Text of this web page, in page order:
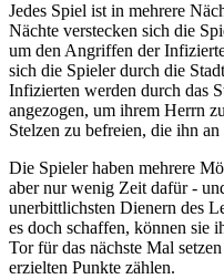
Jedes Spiel ist in mehrere
Nächte verstecken sich die
um den Angriffen der
sich die Spieler durch die
Infizierten werden durch das
angezogen, um ihrem Herrn
Stelzen zu befreien, die ihn
Die Spieler haben mehrere
aber nur wenig Zeit dafür -
unerbittlichsten Dienern des
es doch schaffen, können sie
Tor für das nächste Mal
erzielten Punkte zählen.